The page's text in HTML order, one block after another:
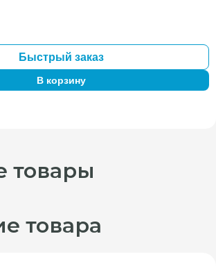
Быстрый заказ
В корзину
товары
товара